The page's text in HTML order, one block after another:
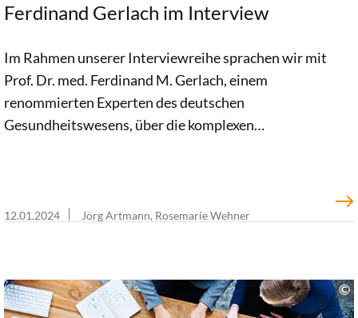
Ferdinand Gerlach im Interview
Im Rahmen unserer Interviewreihe sprachen wir mit
Prof. Dr. med. Ferdinand M. Gerlach, einem
renommierten Experten des deutschen
Gesundheitswesens, über die komplexen
Medizin und technologische Innovationen bietet
12.01.2024 Jörg Artmann, Rosemarie Wehner